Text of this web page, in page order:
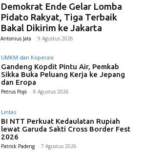
Demokrat Ende Gelar Lomba
Pidato Rakyat, Tiga Terbaik
Bakal Dikirim ke Jakarta
Antonius Jata - 9 Agustus 2026
UMKM dan Koperasi
Gandeng Kopdit Pintu Air, Pemkab
Sikka Buka Peluang Kerja ke Jepang
dan Eropa
Petrus Popi - 8 Agustus 2026
Lintas
BI NTT Perkuat Kedaulatan Rupiah
lewat Garuda Sakti Cross Border Fest
2026
Patrick Padeng - 7 Agustus 2026